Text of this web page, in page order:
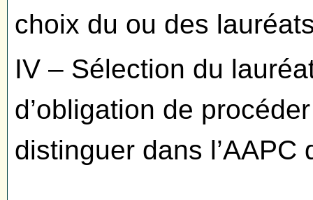
choix du ou des
IV – Sélection du
d’obligation de
distinguer dans